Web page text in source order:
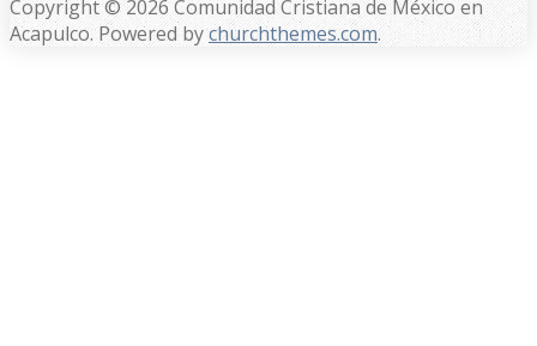
Copyright © 2026 Comunidad Cristiana de México en
Acapulco. Powered bychurchthemes.com.